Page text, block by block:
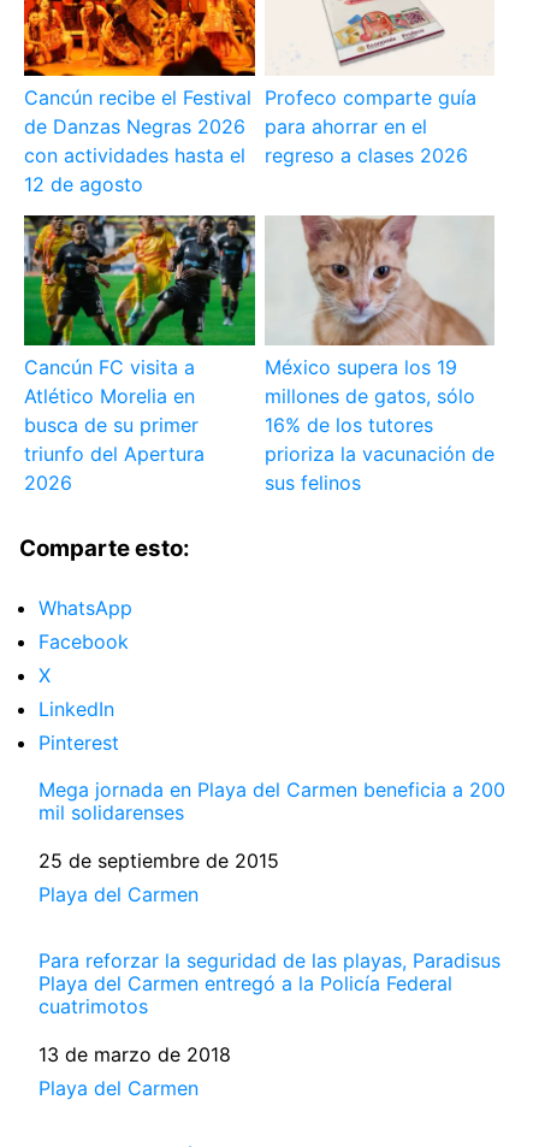
Cancún recibe el Festival
de Danzas Negras 2026
con actividades hasta el
12 de agosto
Profeco comparte guía
para ahorrar en el
regreso a clases 2026
Cancún FC visita a
Atlético Morelia en
busca de su primer
triunfo del Apertura
2026
México supera los 19
millones de gatos, sólo
16% de los tutores
prioriza la vacunación de
sus felinos
Comparte esto:
WhatsApp
Facebook
X
LinkedIn
Pinterest
Mega jornada en Playa del Carmen beneficia a 200
mil solidarenses
Fecha
25 de septiembre de 2015
Respecto a
Playa del Carmen
Para reforzar la seguridad de las playas, Paradisus
Playa del Carmen entregó a la Policía Federal
cuatrimotos
Fecha
13 de marzo de 2018
Respecto a
Playa del Carmen